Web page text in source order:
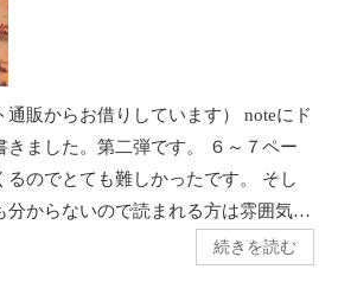
通販からお借りしています） noteにド
きました。第二弾です。 ６～７ペー
るのでとても難しかったです。 そし
分からないので読まれる方は雰囲気…
続きを読む